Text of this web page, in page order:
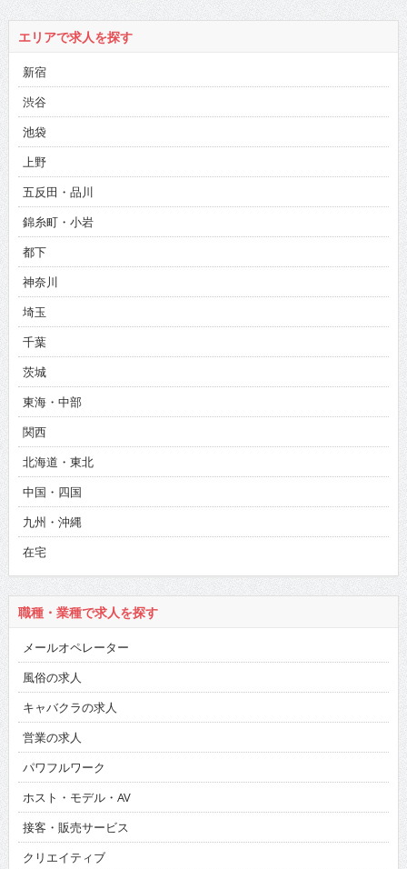
エリアで求人を探す
新宿
渋谷
池袋
上野
五反田・品川
錦糸町・小岩
都下
神奈川
埼玉
千葉
茨城
東海・中部
関西
北海道・東北
中国・四国
九州・沖縄
在宅
職種・業種で求人を探す
メールオペレーター
風俗の求人
キャバクラの求人
営業の求人
パワフルワーク
ホスト・モデル・AV
接客・販売サービス
クリエイティブ